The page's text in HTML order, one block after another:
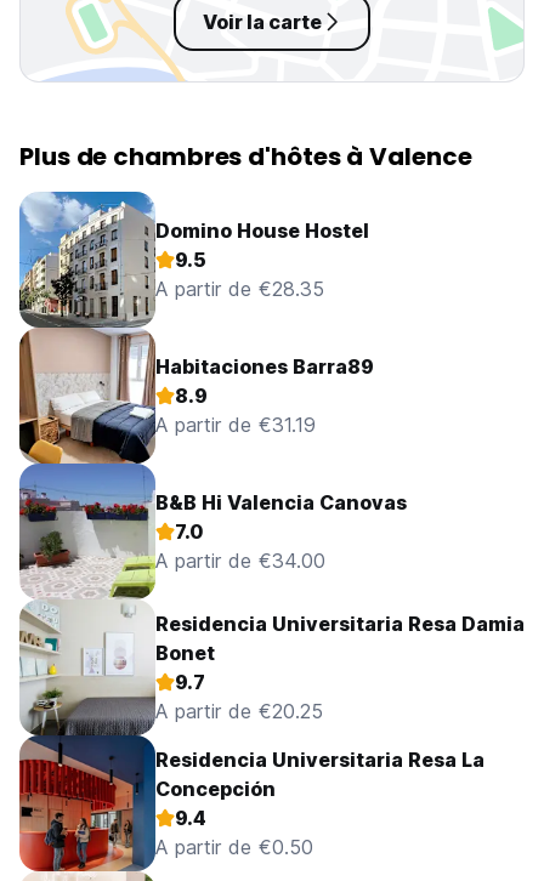
Voir la carte
Plus de chambres d'hôtes à Valence
Domino House Hostel
9.5
A partir de €28.35
Habitaciones Barra89
8.9
A partir de €31.19
B&B Hi Valencia Canovas
7.0
A partir de €34.00
Residencia Universitaria Resa Damia
Bonet
9.7
A partir de €20.25
Residencia Universitaria Resa La
Concepción
9.4
A partir de €0.50